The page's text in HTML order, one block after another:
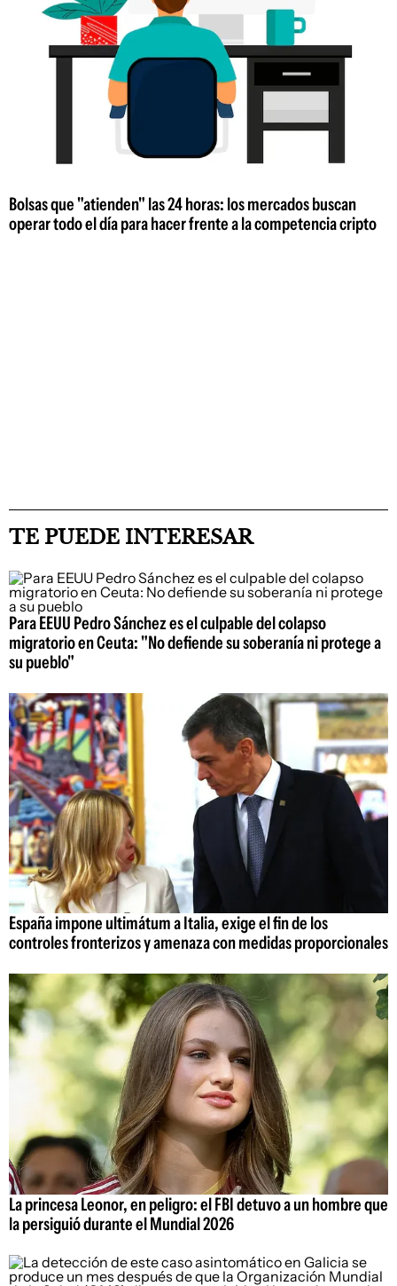
Bolsas que "atienden" las 24 horas: los mercados buscan
operar todo el día para hacer frente a la competencia cripto
TE PUEDE INTERESAR
Para EEUU Pedro Sánchez es el culpable del colapso
migratorio en Ceuta: "No defiende su soberanía ni protege a
su pueblo"
España impone ultimátum a Italia, exige el fin de los
controles fronterizos y amenaza con medidas proporcionales
La princesa Leonor, en peligro: el FBI detuvo a un hombre que
la persiguió durante el Mundial 2026